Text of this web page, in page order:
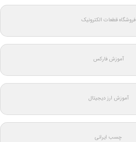
فروشگاه قطعات الکترونیک
آموزش فارکس
آموزش ارز دیجیتال
چسب ایرانی